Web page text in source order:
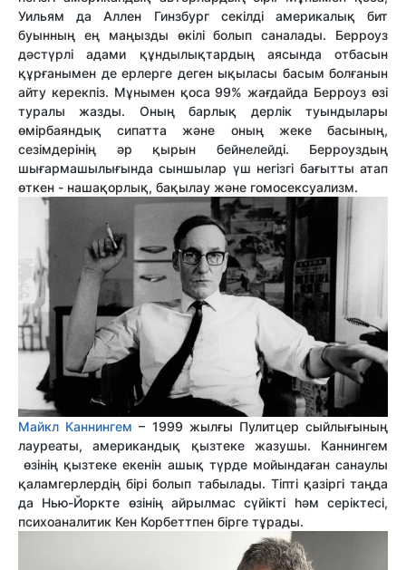
Уильям да Аллен Гинзбург секілді америкалық бит
буынның ең маңызды өкілі болып саналады. Берроуз
дәстүрлі адами құндылықтардың аясында отбасын
құрғанымен де ерлерге деген ықыласы басым болғанын
айту керекпіз. Мұнымен қоса 99% жағдайда Берроуз өзі
туралы жазды. Оның барлық дерлік туындылары
өмірбаяндық сипатта және оның жеке басының,
сезімдерінің әр қырын бейнелейді. Берроуздың
шығармашылығында сыншылар үш негізгі бағытты атап
өткен - нашақорлық, бақылау және гомосексуализм.
Майкл Каннингем– 1999 жылғы Пулитцер сыйлығының
лауреаты, американдық қызтеке жазушы. Каннингем
өзінің қызтеке екенін ашық түрде мойындаған санаулы
қаламгерлердің бірі болып табылады. Тіпті қазіргі таңда
да Нью-Йоркте өзінің айрылмас сүйікті һәм серіктесі,
психоаналитик Кен Корбеттпен бірге тұрады.